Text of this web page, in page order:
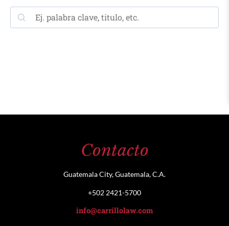
Contacto
Guatemala City, Guatemala, C.A.
+502 2421-5700
info@carrillolaw.com